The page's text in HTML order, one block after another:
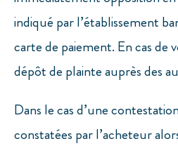
indiqué par l’établissement
carte de paiement. En cas de
dépôt de plainte auprès des
Dans le cas d’une
constatées par l’acheteur